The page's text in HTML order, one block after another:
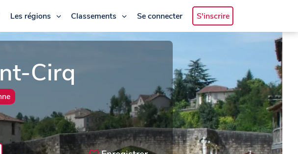
Les régions Classements Se connecter S'inscrire
Cirq